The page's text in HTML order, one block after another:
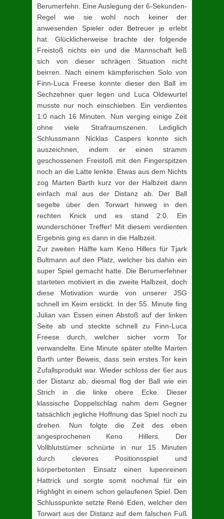
Berumerfehn. Eine Auslegung der 6-Sekunden-
Regel wie sie wohl noch keiner der
anwesenden Spieler oder Betreuer je erlebt
hat. Glücklicherweise brachte der folgende
Freistoß nichts ein und die Mannschaft ließ
sich von dieser schrägen Situation nicht
beirren. Nach einem kämpferischen Solo von
Finn-Luca Freese konnte dieser den Ball im
Sechzehner quer legen und Luca Oldewurtel
musste nur noch einschieben. Ein verdientes
1:0 nach 16 Minuten. Nun verging einige Zeit
ohne viele Strafraumszenen. Lediglich
Schlussmann Nicklas Caspers konnte sich
auszeichnen, indem er einen stramm
geschossenen Freistoß mit den Fingerspitzen
noch an die Latte lenkte. Etwas aus dem Nichts
zog Marten Barth kurz vor der Halbzeit dann
einfach mal aus der Distanz ab. Der Ball
segelte über den Torwart hinweg in den
rechten Knick und es stand 2:0. Ein
wunderschöner Treffer! Mit diesem verdienten
Ergebnis ging es dann in die Halbzeit.
Zur zweiten Hälfte kam Keno Hillers für Tjark
Bultmann auf den Platz, welcher bis dahin ein
super Spiel gemacht hatte. Die Berumerfehner
starteten motiviert in die zweite Halbzeit, doch
diese Motivation wurde von unserer JSG
schnell im Keim erstickt. In der 55. Minute fing
Julian van Essen einen Abstoß auf der linken
Seite ab und steckte schnell zu Finn-Luca
Freese durch, welcher sicher vorm Tor
verwandelte. Eine Minute später stellte Marten
Barth unter Beweis, dass sein erstes Tor kein
Zufallsprodukt war. Wieder schloss der 6er aus
der Distanz ab, diesmal flog der Ball wie ein
Strich in die linke obere Ecke. Dieser
klassische Doppelschlag nahm dem Gegner
tatsächlich jegliche Hoffnung das Spiel noch zu
drehen. Nun folgte die Zeit des eben
angesprochenen Keno Hillers. Der
Vollblutstümer schnürte in nur 15 Minuten
durch cleveres Positionsspiel und
körperbetonten Einsatz einen lupenreinen
Hattrick und sorgte somit nochmal für ein
Highlight in einem schon gelaufenen Spiel. Den
Schlusspunkte setzte René Eden, welcher den
Torwart aus der Distanz auf dem falschen Fuß